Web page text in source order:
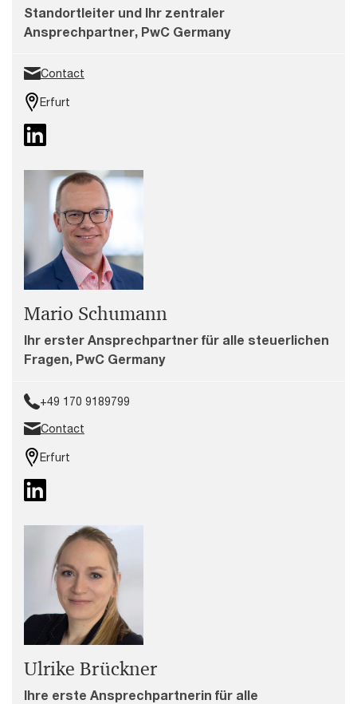
Standortleiter und Ihr zentraler
Ansprechpartner, PwC Germany
Contact
Erfurt
Mario Schumann
Ihr erster Ansprechpartner für alle steuerlichen
Fragen, PwC Germany
+49 170 9189799
Contact
Erfurt
Ulrike Brückner
Ihre erste Ansprechpartnerin für alle